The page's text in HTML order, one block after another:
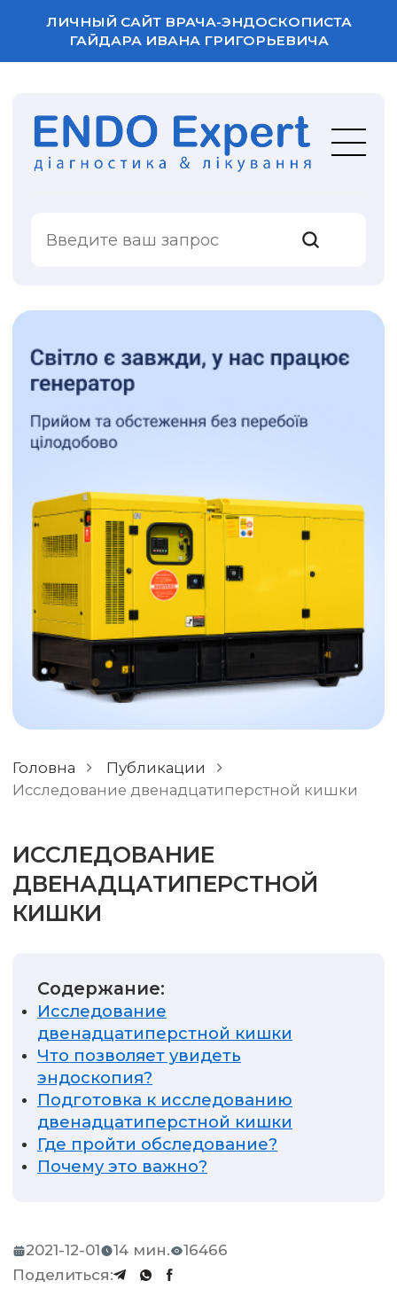
ЛИЧНЫЙ САЙТ ВРАЧА-ЭНДОСКОПИСТА
ГАЙДАРА ИВАНА ГРИГОРЬЕВИЧА
УСЛУГИ
РАЗНОЕ
Головна
Публикации
Исследование двенадцатиперстной кишки
ИССЛЕДОВАНИЕ
ДВЕНАДЦАТИПЕРСТНОЙ
КИШКИ
Содержание:
Исследование
двенадцатиперстной кишки
Что позволяет увидеть
эндоскопия?
Подготовка к исследованию
двенадцатиперстной кишки
Где пройти обследование?
Почему это важно?
2021-12-01 14 мин.
16466
Поделиться:
ОСТАВИТЬ ОТЗЫВ